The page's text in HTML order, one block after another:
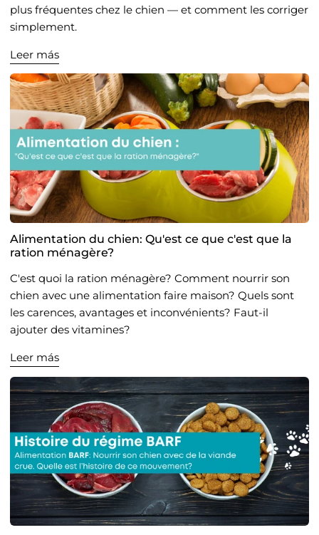
plus fréquentes chez le chien — et comment les corriger
simplement.
Leer más
Alimentation du chien: Qu'est ce que c'est que la
ration ménagère?
C'est quoi la ration ménagère? Comment nourrir son
chien avec une alimentation faire maison? Quels sont
les carences, avantages et inconvénients? Faut-il
ajouter des vitamines?
Leer más